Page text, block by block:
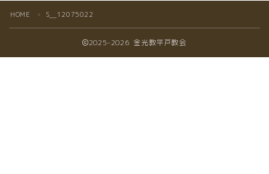
HOME ＞ S__12075022
2025–2026 金光教平戸教会